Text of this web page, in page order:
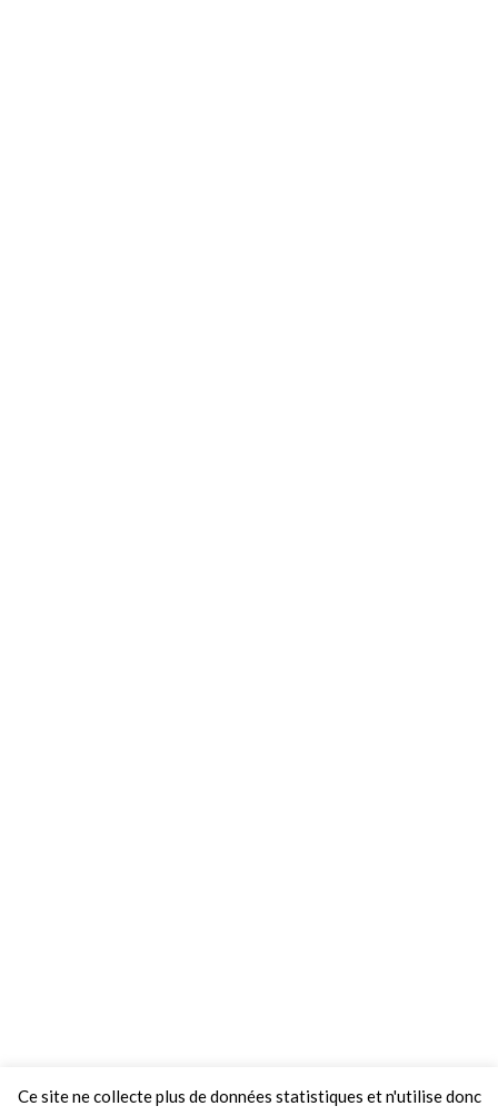
Ce site ne collecte plus de données statistiques et n'utilise donc